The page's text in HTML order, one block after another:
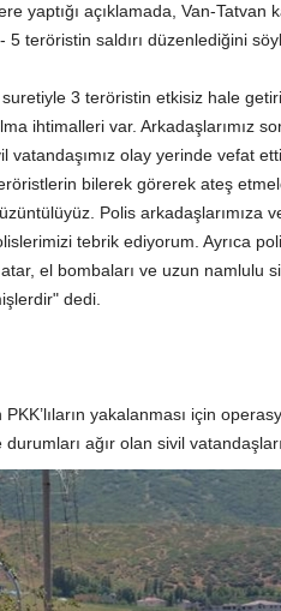
yaptığı açıklamada, Van-
teröristin saldırı düzenlediğini
3 teröristin etkisiz hale
ihtimalleri var. Arkadaşlarımız
olay yerinde vefat
bilerek görerek ateş
Polis
tebrik ediyorum. Ayrıca
el bombaları ve uzun namlulu
dedi.
yakalanması için
ağır olan sivil